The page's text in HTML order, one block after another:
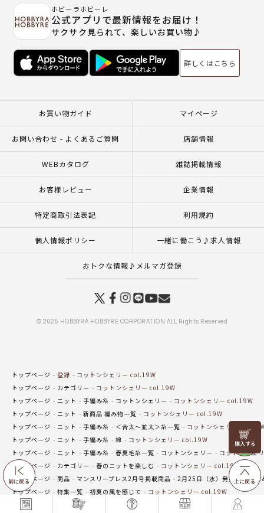
前に戻る
リリヤン
フェア
上に戻る
ホビーラホビーレ
公式アプリで最新情報をお届け！
サクサク見られて、楽しいお買い物♪
詳しくはこちら
お買い物ガイド マイページ
お問い合わせ - よくあるご質問 店舗情報
WEBカタログ 雑誌掲載情報
お客様レビュー 企業情報
特定商取引法表記 利用規約
個人情報ポリシー 一緒に働こう♪求人情報
おトクな情報♪メルマガ登録
© 2026 HOBBYRA HOBBYRE CORPORATION ALL Rights Reserved
トップページ 登録
コットンシェリー col.19W
トップページ
カテゴリー
コットンシェリー col.19W
トップページ
ニット 手編み糸 コットンシェリー
コットンシェリー col.19W
トップページ
ニット 新商品 編み物一覧
コットンシェリー col.19W
トップページ
ニット 手編み糸 ＜合太～並太＞糸一覧
コットンシェリー
トップページ
ニット 手編み糸 綿
コットンシェリー col.19W
トップページ
ニット 手編み糸 春夏毛糸一覧 コットンシェリー
コットンシェ
トップページ
カテゴリー 春のニットを楽しむ
コットンシェリー col.19W
トップページ
商品 マンスリープレス2月号掲載商品
2月25日（水）発売の新商品
トップページ
特集一覧 初夏の風を感じて
コットンシェリー col.19W
トップページ
オンラインショップ在庫わずかコーナー コットンシェリー col.19W